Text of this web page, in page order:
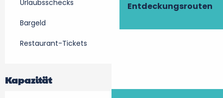
Entdeckungsrouten
Urlaubsschecks
Bargeld
Restaurant-Tickets
Kapazität